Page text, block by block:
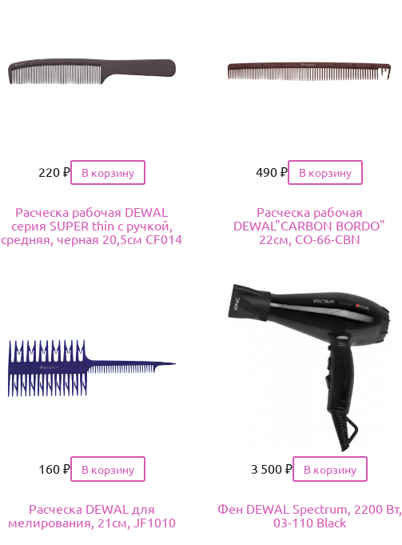
Цена
220 ₽
Расческа рабочая DEWAL
серия SUPER thin с ручкой,
средняя, черная 20,5см CF014
Цена
490 ₽
Расческа рабочая
DEWAL"CARBON BORDO"
22см, CO-66-CBN
Цена
160 ₽
Расческа DEWAL для
мелирования, 21см, JF1010
Цена
3 500 ₽
Фен DEWAL Spectrum, 2200 Вт,
03-110 Black